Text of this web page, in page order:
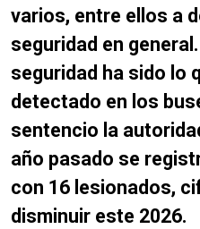
varios, entre ellos a
seguridad en
seguridad ha sido lo
detectado en los
sentencio la
año pasado se
con 16 lesionados,
disminuir este 2026.